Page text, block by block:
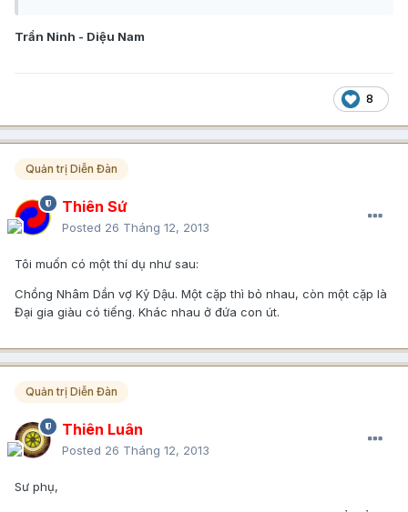
Trần Ninh - Diệu Nam
8
Quản trị Diễn Đàn
Thiên Sứ
Posted 26 Tháng 12, 2013
Tôi muốn có một thí dụ như sau:
Chồng Nhâm Dần vợ Kỷ Dậu. Một cặp thì bỏ nhau, còn một cặp là
Đại gia giàu có tiếng. Khác nhau ở đứa con út.
Quản trị Diễn Đàn
Thiên Luân
Posted 26 Tháng 12, 2013
Sư phụ,